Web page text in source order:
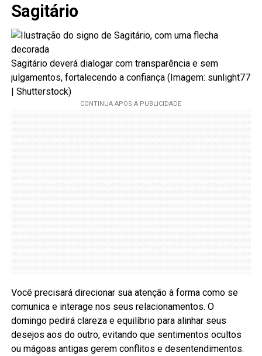
Sagitário
Sagitário deverá dialogar com transparência e sem
julgamentos, fortalecendo a confiança (Imagem: sunlight77
| Shutterstock)
Você precisará direcionar sua atenção à forma como se
comunica e interage nos seus relacionamentos. O
domingo pedirá clareza e equilíbrio para alinhar seus
desejos aos do outro, evitando que sentimentos ocultos
ou mágoas antigas gerem conflitos e desentendimentos.